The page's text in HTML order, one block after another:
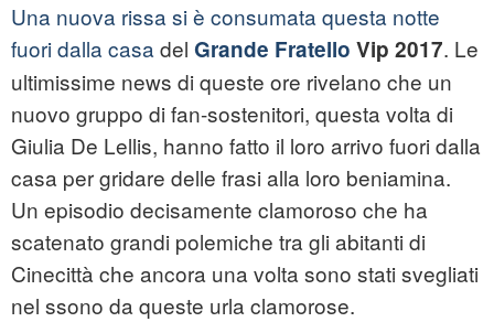
Una nuova rissa si è consumata questa notte
fuori dalla casa del Grande Fratello Vip 2017. Le
ultimissime news di queste ore rivelano che un
nuovo gruppo di fan-sostenitori, questa volta di
Giulia De Lellis, hanno fatto il loro arrivo fuori dalla
casa per gridare delle frasi alla loro beniamina.
Un episodio decisamente clamoroso che ha
scatenato grandi polemiche tra gli abitanti di
Cinecittà che ancora una volta sono stati svegliati
nel ssono da queste urla clamorose.